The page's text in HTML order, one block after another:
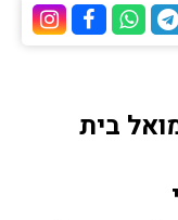
ערוץ ערוץ
ערוץ הוואטסאפ של
ערוץ הטלגרם של הוטלס
בית